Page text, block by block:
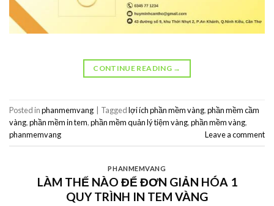
CONTINUE READING →
Posted inphanmemvang Taggedlợi ích phần mềm vàng,phần mềm cầm
vàng,phần mềm in tem,phần mềm quản lý tiệm vàng,phần mềm vàng,
phanmemvang
Leave a comment
PHANMEMVANG
LÀM THẾ NÀO ĐỂ ĐƠN GIẢN HÓA 1
QUY TRÌNH IN TEM VÀNG